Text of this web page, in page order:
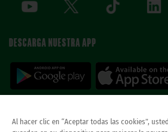
DESCARGA NUESTRA APP
Al hacer clic en “Aceptar todas las cookies”,